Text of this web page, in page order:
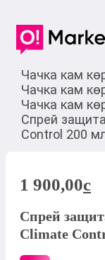
Чачка кам
Чачка кам
Чачка кам
Спрей
Control 200
1 900,00c
Спрей
Climate